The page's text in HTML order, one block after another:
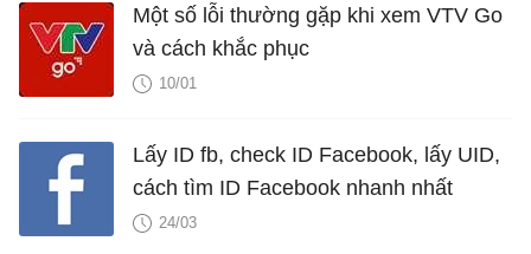
Một số lỗi thường gặp khi xem VTV Go
và cách khắc phục
10/01
Lấy ID fb, check ID Facebook, lấy UID,
cách tìm ID Facebook nhanh nhất
24/03